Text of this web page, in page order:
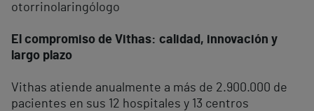
otorrinolaringólogo
El compromiso de Vithas: calidad, innovación y
largo plazo
Vithas atiende anualmente a más de 2.900.000 de
pacientes en sus 12 hospitales y 13 centros